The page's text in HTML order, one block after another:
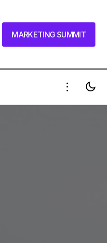
MARKETING SUMMIT
MARKETING SUMMIT